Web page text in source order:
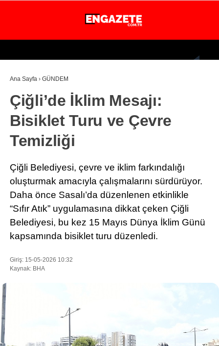
31
İSTANBUL
GÜNDEM
EKONOMİ
DÜNYA
MAGAZİN
SAĞLIK
TEKNOLOJİ
EĞİTİM
Ana Sayfa › GÜNDEM
Çiğli’de İklim Mesajı:
Bisiklet Turu ve Çevre
Temizliği
Çiğli Belediyesi, çevre ve iklim farkındalığı
oluşturmak amacıyla çalışmalarını sürdürüyor.
Daha önce Sasalı’da düzenlenen etkinlikle
“Sıfır Atık” uygulamasına dikkat çeken Çiğli
Belediyesi, bu kez 15 Mayıs Dünya İklim Günü
kapsamında bisiklet turu düzenledi.
Giriş: 15-05-2026 10:32
Kaynak: BHA